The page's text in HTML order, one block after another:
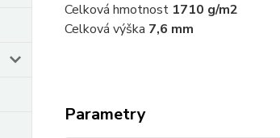
Celková hmotnost 1710 g/m2
Celková výška 7,6 mm
Parametry